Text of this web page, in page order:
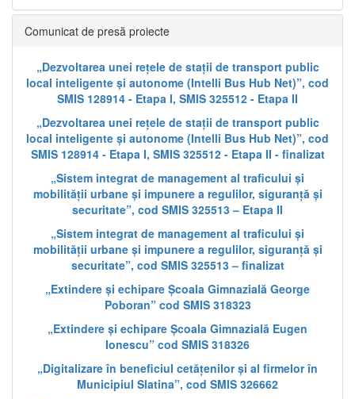
Comunicat de presă proiecte
„Dezvoltarea unei rețele de stații de transport public
local inteligente și autonome (Intelli Bus Hub Net)”, cod
SMIS 128914 - Etapa I, SMIS 325512 - Etapa II
„Dezvoltarea unei rețele de stații de transport public
local inteligente și autonome (Intelli Bus Hub Net)”, cod
SMIS 128914 - Etapa I, SMIS 325512 - Etapa II - finalizat
„Sistem integrat de management al traficului și
mobilității urbane și impunere a regulilor, siguranță și
securitate”, cod SMIS 325513 – Etapa II
„Sistem integrat de management al traficului și
mobilității urbane și impunere a regulilor, siguranță și
securitate”, cod SMIS 325513 – finalizat
„Extindere și echipare Școala Gimnazială George
Poboran” cod SMIS 318323
„Extindere și echipare Școala Gimnazială Eugen
Ionescu” cod SMIS 318326
„Digitalizare în beneficiul cetățenilor și al firmelor în
Municipiul Slatina”, cod SMIS 326662